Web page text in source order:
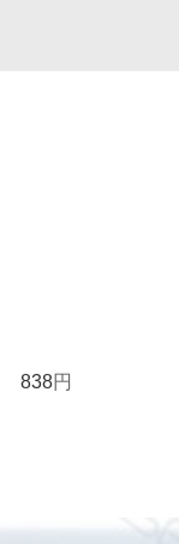
838円